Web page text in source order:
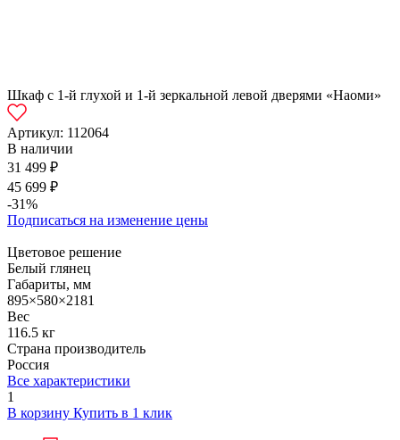
Шкаф с 1-й глухой и 1-й зеркальной левой дверями «Наоми»
Артикул: 112064
В наличии
31 499 ₽
45 699 ₽
-31%
Подписаться на изменение цены
Цветовое решение
Белый глянец
Габариты, мм
895×580×2181
Вес
116.5 кг
Страна производитель
Россия
Все характеристики
1
В корзину Купить в 1 клик